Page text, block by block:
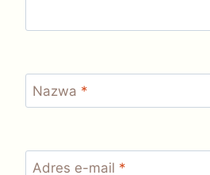
Nazwa *
Adres e-mail *